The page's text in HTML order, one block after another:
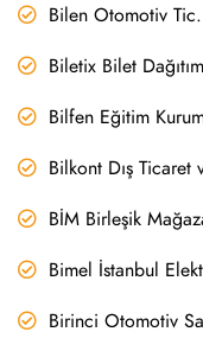
Bilen Otomotiv
Biletix Bilet
Bilfen Eğitim
Bilkont Dış Ticaret
BİM Birleşik
Bimel İstanbul
Birinci Otomotiv